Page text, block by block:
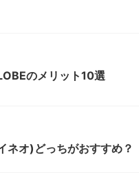
のメリット10選
ネオ)どっちがおすすめ？